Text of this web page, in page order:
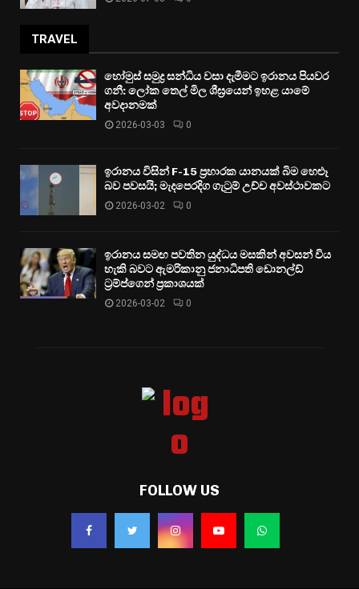
TRAVEL
හෝමුස් සමුද්‍ර සන්ධිය වසා දැමීමට ඉරානය පියවර
ගනී: ලෝක තෙල් මිල ශීඝ්‍රයෙන් ඉහළ යාමේ
අවදානමක්
2026-03-03 0
ඉරානය විසින් F-15 ප්‍රහාරක යානයක් බිම හෙළූ
බව පවසයි; මැදපෙරදිග ගැටුම් උච්ච අවස්ථාවකට
2026-03-02 0
ඉරානය සමඟ පවතින යුද්ධය මසකින් අවසන් විය
හැකි බවට ඇමරිකානු ජනාධිපති ඩොනල්ඩ්
ට්‍රම්ප්ගෙන් ප්‍රකාශයක්
2026-03-02 0
FOLLOW US